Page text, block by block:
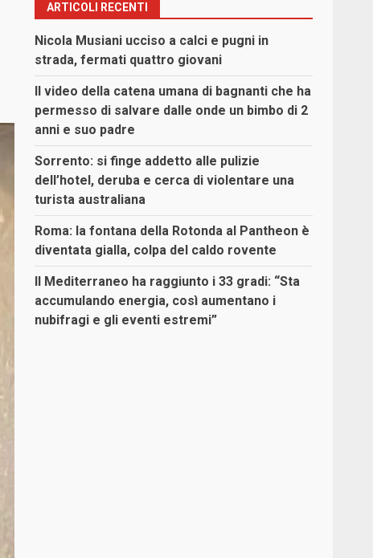
ARTICOLI RECENTI
Nicola Musiani ucciso a calci e pugni in
strada, fermati quattro giovani
Il video della catena umana di bagnanti che ha
permesso di salvare dalle onde un bimbo di 2
anni e suo padre
Sorrento: si finge addetto alle pulizie
dell’hotel, deruba e cerca di violentare una
turista australiana
Roma: la fontana della Rotonda al Pantheon è
diventata gialla, colpa del caldo rovente
Il Mediterraneo ha raggiunto i 33 gradi: “Sta
accumulando energia, così aumentano i
nubifragi e gli eventi estremi”